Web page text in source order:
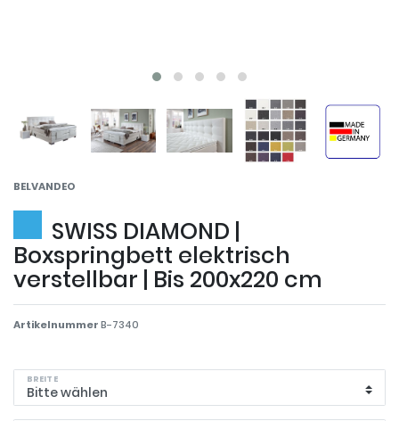
BELVANDEO
SWISS DIAMOND |
Boxspringbett elektrisch
verstellbar | Bis 200x220 cm
ArtikelnummerB-7340
BREITE